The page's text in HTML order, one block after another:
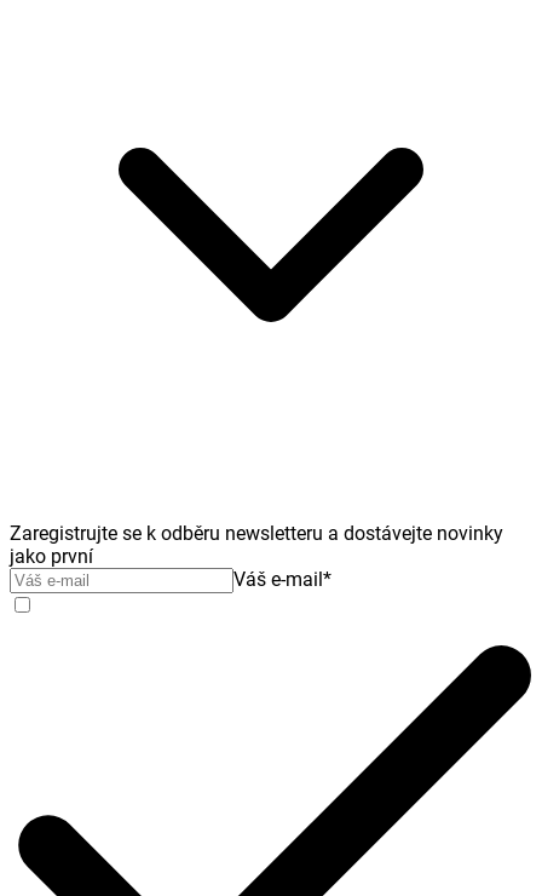
Zaregistrujte se k odběru newsletteru a dostávejte novinky
jako první
Váš e-mail*